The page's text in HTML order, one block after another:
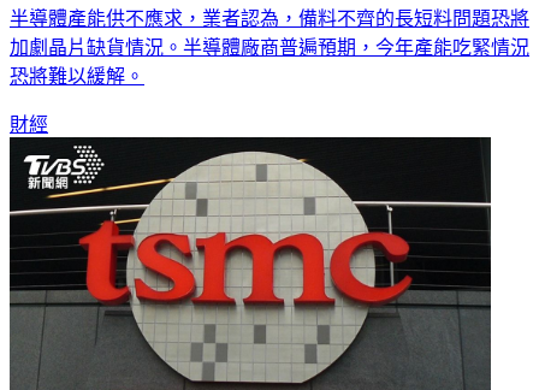
半導體產能供不應求，業者認為，備料不齊的長短料問題恐將
加劇晶片缺貨情況。半導體廠商普遍預期，今年產能吃緊情況
恐將難以緩解。
財經